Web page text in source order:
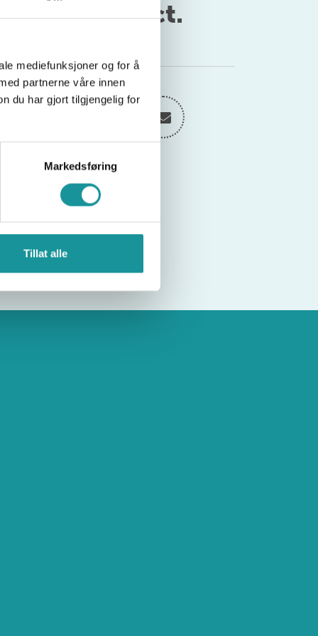
mediefunksjoner og for å
partnerne våre innen
du har gjort tilgjengelig for
Markedsføring
Tillat alle
18-19 Oct.